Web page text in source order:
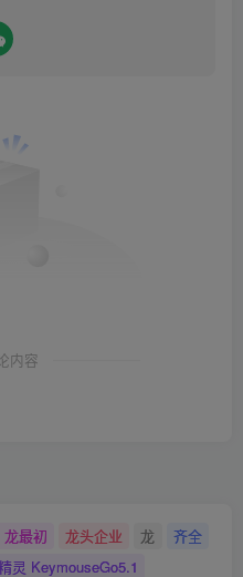
内容
龙最初 龙头企业 龙
齐全
灵 KeymouseGo5.1